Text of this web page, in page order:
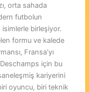
orta sahada
futbolun
birleşiyor.
formu ve kalede
Fransa’yı
için bu
kariyerini
oyuncu, biri teknik